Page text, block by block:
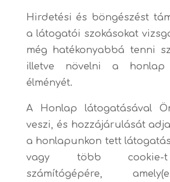
Hirdetési és böngészést
a látogatói szokásokat
még hatékonyabbá tenni
illetve növelni a honlap
élményét.
A Honlap látogatásával
veszi, és hozzájárulását
a honlapunkon tett
vagy több cookie-
számítógépére,